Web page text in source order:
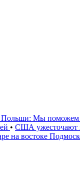
Польши: Мы поможем
• США ужесточают
на востоке